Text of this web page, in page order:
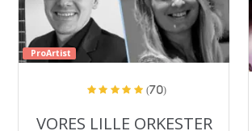
ProArtist
(70)
VORES LILLE ORKESTER